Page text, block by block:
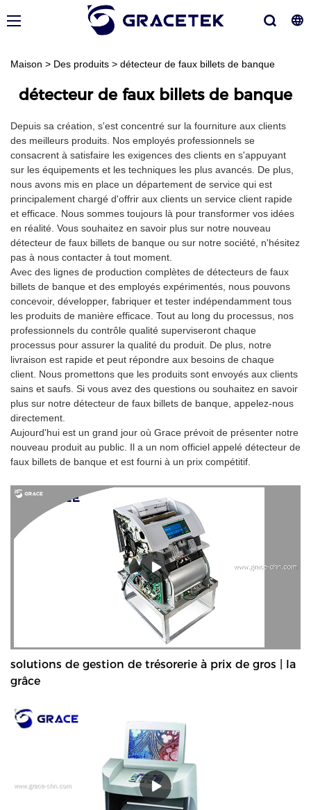
Maison > Des produits > détecteur de faux billets de banque
détecteur de faux billets de banque
Depuis sa création, s'est concentré sur la fourniture aux clients
des meilleurs produits. Nos employés professionnels se
consacrent à satisfaire les exigences des clients en s'appuyant
sur les équipements et les techniques les plus avancés. De plus,
nous avons mis en place un département de service qui est
principalement chargé d'offrir aux clients un service client rapide
et efficace. Nous sommes toujours là pour transformer vos idées
en réalité. Vous souhaitez en savoir plus sur notre nouveau
détecteur de faux billets de banque ou sur notre société, n'hésitez
pas à nous contacter à tout moment.
Avec des lignes de production complètes de détecteurs de faux
billets de banque et des employés expérimentés, nous pouvons
concevoir, développer, fabriquer et tester indépendamment tous
les produits de manière efficace. Tout au long du processus, nos
professionnels du contrôle qualité superviseront chaque
processus pour assurer la qualité du produit. De plus, notre
livraison est rapide et peut répondre aux besoins de chaque
client. Nous promettons que les produits sont envoyés aux clients
sains et saufs. Si vous avez des questions ou souhaitez en savoir
plus sur notre détecteur de faux billets de banque, appelez-nous
directement.
Aujourd'hui est un grand jour où Grace prévoit de présenter notre
nouveau produit au public. Il a un nom officiel appelé détecteur de
faux billets de banque et est fourni à un prix compétitif.
solutions de gestion de trésorerie à prix de gros | la
grâce